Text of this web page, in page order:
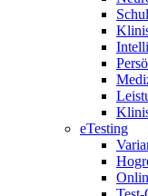
eTesting